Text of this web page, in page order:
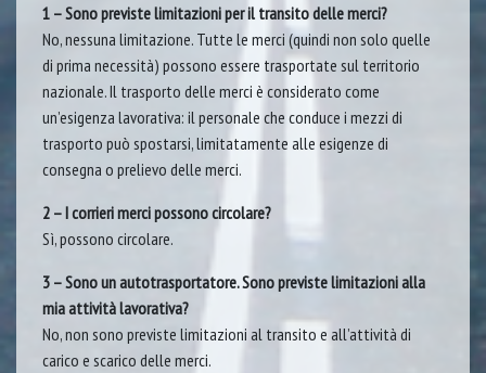
1 – Sono previste limitazioni per il transito delle merci?
No, nessuna limitazione. Tutte le merci (quindi non solo quelle
di prima necessità) possono essere trasportate sul territorio
nazionale. Il trasporto delle merci è considerato come
un’esigenza lavorativa: il personale che conduce i mezzi di
trasporto può spostarsi, limitatamente alle esigenze di
consegna o prelievo delle merci.
2 – I corrieri merci possono circolare?
Sì, possono circolare.
3 – Sono un autotrasportatore. Sono previste limitazioni alla
mia attività lavorativa?
No, non sono previste limitazioni al transito e all’attività di
carico e scarico delle merci.